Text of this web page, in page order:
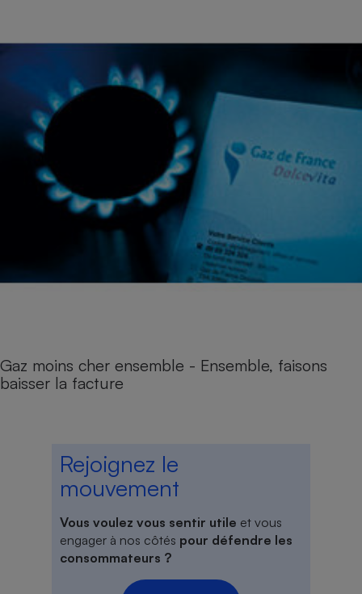
Gaz moins cher ensemble - Ensemble, faisons
baisser la facture
Rejoignez le
mouvement
Vous voulez vous sentir utile et vous
engager à nos côtés pour défendre les
consommateurs ?